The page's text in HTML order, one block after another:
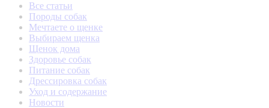
Все статьи
Породы собак
Мечтаете о щенке
Выбираем щенка
Щенок дома
Здоровье собак
Питание собак
Дрессировка собак
Уход и содержание
Новости